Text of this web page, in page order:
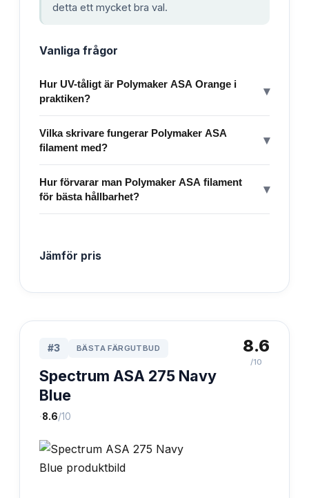
detta ett mycket bra val.
Vanliga frågor
Hur UV-tåligt är Polymaker ASA Orange i
praktiken?
▾
Vilka skrivare fungerar Polymaker ASA
filament med?
▾
Hur förvarar man Polymaker ASA filament
för bästa hållbarhet?
▾
Jämför pris
#3 BÄSTA FÄRGUTBUD
Spectrum ASA 275 Navy
Blue
·8.6/10
8.6
/10